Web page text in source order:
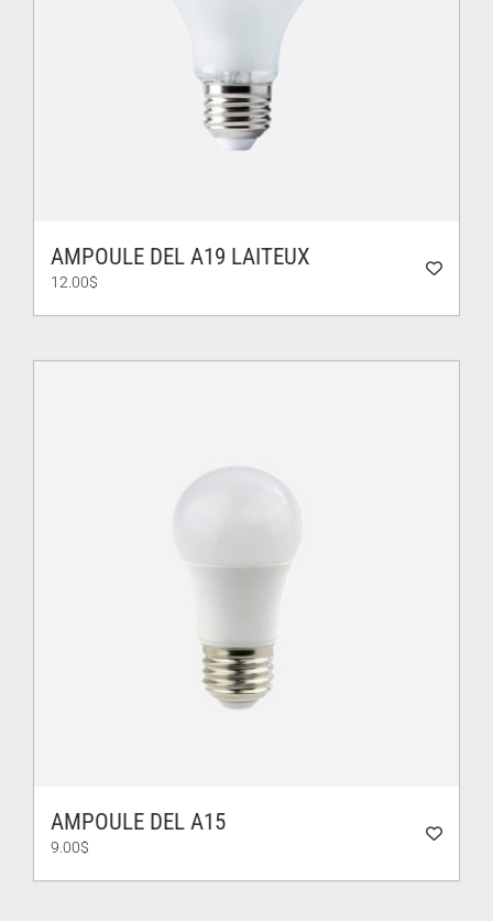
AMPOULE DEL A19 LAITEUX
12.00$
AMPOULE DEL A15
9.00$